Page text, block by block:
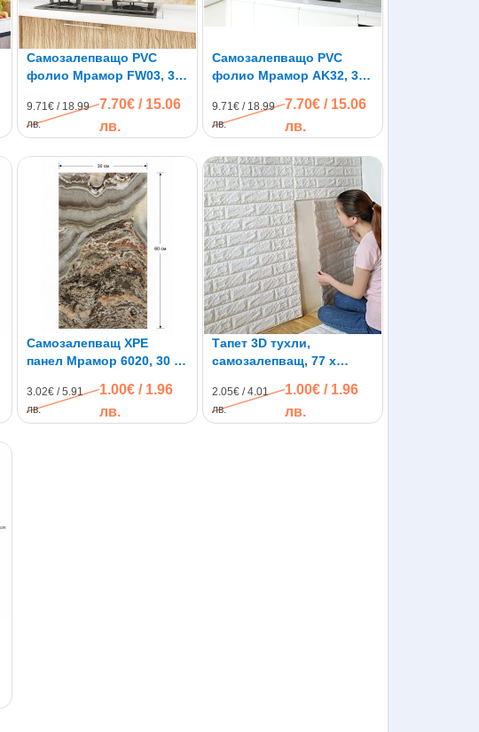
Самозалепващо PVC
фолио Мрамор FW03, 3м
9.71€ / 18.99
лв.
7.70€ / 15.06
лв.
Самозалепващо PVC
фолио Мрамор AK32, 3м
9.71€ / 18.99
лв.
7.70€ / 15.06
лв.
Самозалепващ XPE
панел Мрамор 6020, 30 х
3.02€ / 5.91
лв.
1.00€ / 1.96
лв.
Тапет 3D тухли,
самозалепващ, 77 х
2.05€ / 4.01
лв.
1.00€ / 1.96
лв.